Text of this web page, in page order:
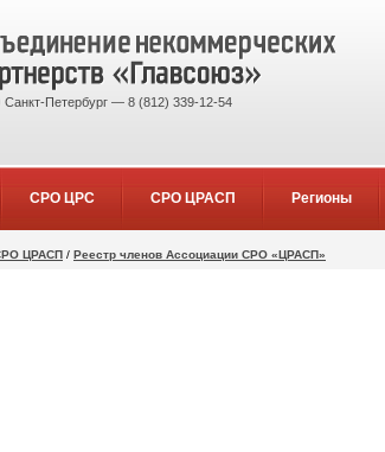
Петербург — 8 (812) 339-12-54
СРО ЦРС СРО ЦРАСП Регионы
ЦРАСП / Реестр членов Ассоциации СРО «ЦРАСП»